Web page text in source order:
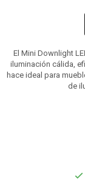
El Mini Downlight
iluminación cálida,
hace ideal para
de